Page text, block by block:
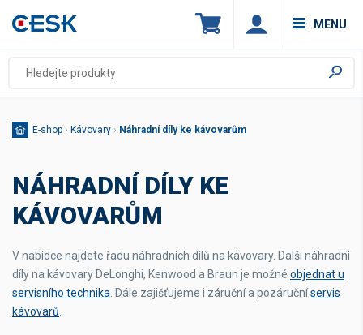
MENU
E-shop › Kávovary › Náhradní díly ke kávovarům
NÁHRADNÍ DÍLY KE
KÁVOVARŮM
V nabídce najdete řadu náhradních dílů na kávovary. Další náhradní
díly na kávovary DeLonghi, Kenwood a Braun je možné objednat u
servisního technika . Dále zajišťujeme i záruční a pozáručníservis
kávovarů